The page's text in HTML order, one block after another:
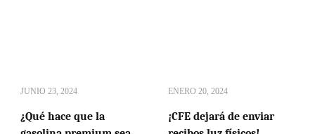
JUNIO 23, 2024
¿Qué hace que la
ENERO 20, 2024
¡CFE dejará de enviar